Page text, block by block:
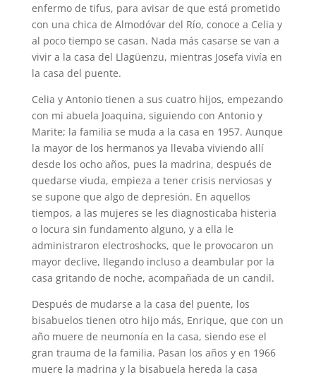
enfermo de tifus, para avisar de que está prometido
con una chica de Almodóvar del Río, conoce a Celia y
al poco tiempo se casan. Nada más casarse se van a
vivir a la casa del Llagüenzu, mientras Josefa vivía en
la casa del puente.
Celia y Antonio tienen a sus cuatro hijos, empezando
con mi abuela Joaquina, siguiendo con Antonio y
Marite; la familia se muda a la casa en 1957. Aunque
la mayor de los hermanos ya llevaba viviendo allí
desde los ocho años, pues la madrina, después de
quedarse viuda, empieza a tener crisis nerviosas y
se supone que algo de depresión. En aquellos
tiempos, a las mujeres se les diagnosticaba histeria
o locura sin fundamento alguno, y a ella le
administraron electroshocks, que le provocaron un
mayor declive, llegando incluso a deambular por la
casa gritando de noche, acompañada de un candil.
Después de mudarse a la casa del puente, los
bisabuelos tienen otro hijo más, Enrique, que con un
año muere de neumonía en la casa, siendo ese el
gran trauma de la familia. Pasan los años y en 1966
muere la madrina y la bisabuela hereda la casa